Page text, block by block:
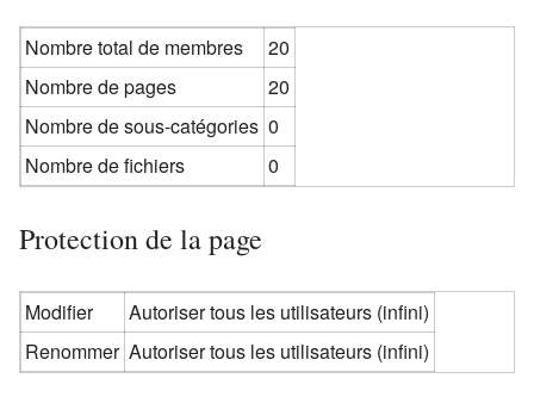
Nombre total de membres
20
Nombre de pages
20
Nombre de sous-catégories 0
Nombre de fichiers
0
Protection de la page
Modifier
Autoriser tous les utilisateurs (infini)
Renommer Autoriser tous les utilisateurs (infini)